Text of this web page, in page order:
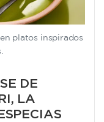
platos inspirados
DE
LA